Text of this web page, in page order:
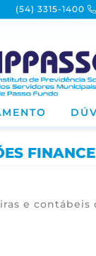
(54) 3315-1400
e contábeis